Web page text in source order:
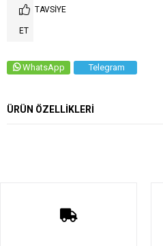
TAVSIYE
ET
WhatsApp Telegram
ÜRÜN ÖZELLIKLERI